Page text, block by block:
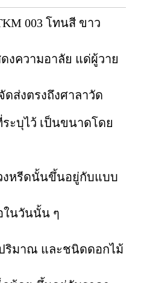
003 โทนสี ขาว
งความอาลัย แด่ผู้วาย
ส่งตรงถึงศาลาวัด
ะบุไว้ เป็นขนาดโดย
งหรีดนั้นขึ้นอยู่กับแบบ
ในวันนั้น ๆ
ริมาณ และชนิดดอกไม้